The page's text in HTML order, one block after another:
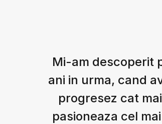
Mi-am descoperit
ani in urma, cand
progresez cat
pasioneaza cel